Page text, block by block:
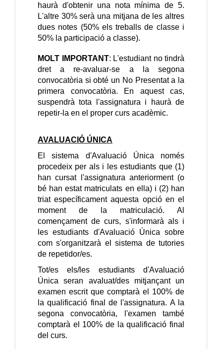
haurà d'obtenir una nota mínima de 5.
L'altre 30% serà una mitjana de les altres
dues notes (50% els treballs de classe i
50% la participació a classe).
MOLT IMPORTANT: L'estudiant no tindrà
dret a re-avaluar-se a la segona
convocatòria si obté un No Presentat a la
primera convocatòria. En aquest cas,
suspendrà tota l'assignatura i haurà de
repetir-la en el proper curs acadèmic.
AVALUACIÓ ÚNICA
El sistema d'Avaluació Única només
procedeix per als i les estudiants que (1)
han cursat l'assignatura anteriorment (o
bé han estat matriculats en ella) i (2) han
triat específicament aquesta opció en el
moment de la matriculació. Al
començament de curs, s'informarà als i
les estudiants d'Avaluació Única sobre
com s'organitzarà el sistema de tutories
de repetidor/es.
Tot/es els/les estudiants d'Avaluació
Única seran avaluat/des mitjançant un
examen escrit que comptarà el 100% de
la qualificació final de l'assignatura. A la
segona convocatòria, l'examen també
comptarà el 100% de la qualificació final
del curs.